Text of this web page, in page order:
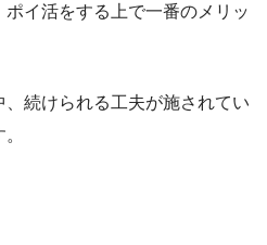
イ活をする上で一番のメリッ
続けられる工夫が施されてい